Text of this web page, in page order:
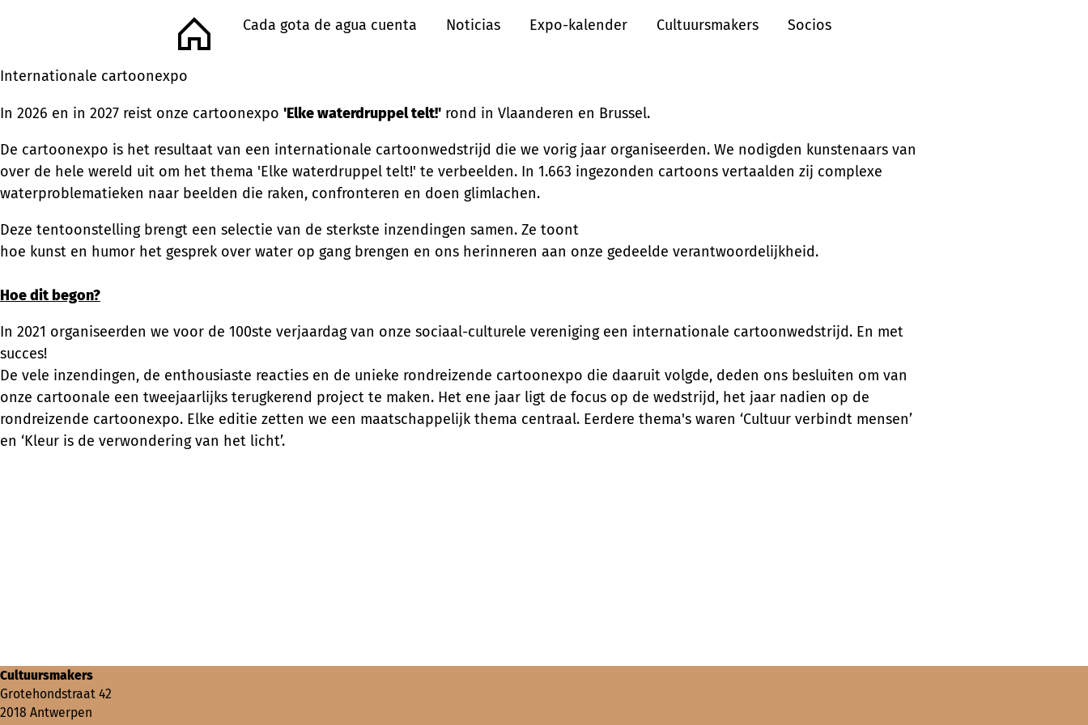
Inicio
Cada gota de agua cuenta Noticias Expo-kalender Cultuursmakers Socios
Internationale cartoonexpo
In 2026 en in 2027 reist onze cartoonexpo 'Elke waterdruppel telt!' rond in Vlaanderen en Brussel.
De cartoonexpo is het resultaat van een internationale cartoonwedstrijd die we vorig jaar organiseerden. We nodigden kunstenaars van
over de hele wereld uit om het thema 'Elke waterdruppel telt!' te verbeelden. In 1.663 ingezonden cartoons vertaalden zij complexe
waterproblematieken naar beelden die raken, confronteren en doen glimlachen.
Deze tentoonstelling brengt een selectie van de sterkste inzendingen samen. Ze toont
hoe kunst en humor het gesprek over water op gang brengen en ons herinneren aan onze gedeelde verantwoordelijkheid.
Hoe dit begon?
In 2021 organiseerden we voor de 100ste verjaardag van onze sociaal-culturele vereniging een internationale cartoonwedstrijd. En met
succes!
De vele inzendingen, de enthousiaste reacties en de unieke rondreizende cartoonexpo die daaruit volgde, deden ons besluiten om van
onze cartoonale een tweejaarlijks terugkerend project te maken. Het ene jaar ligt de focus op de wedstrijd, het jaar nadien op de
rondreizende cartoonexpo. Elke editie zetten we een maatschappelijk thema centraal. Eerdere thema's waren ‘Cultuur verbindt mensen’
en ‘Kleur is de verwondering van het licht’.
Cultuursmakers
Grotehondstraat 42
2018 Antwerpen